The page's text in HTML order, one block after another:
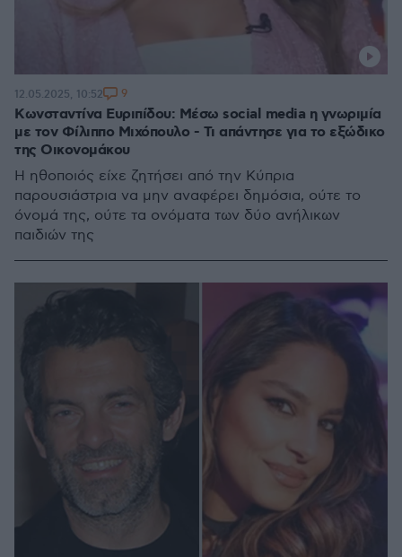
Κωνσταντίνα Ευριπίδου: Μέσω social media η γνωριμία
με τον Φίλιππο Μιχόπουλο - Τι απάντησε για το εξώδικο
της Οικονομάκου
Η ηθοποιός είχε ζητήσει από την Κύπρια
παρουσιάστρια να μην αναφέρει δημόσια, ούτε το
όνομά της, ούτε τα ονόματα των δύο ανήλικων
παιδιών της
12.05.2025, 10:52 9